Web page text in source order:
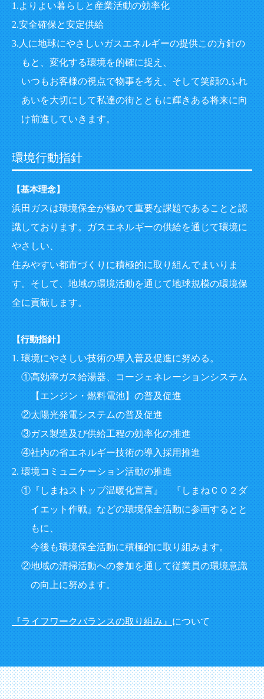
よりよい暮らしと産業活動の効率化
安全確保と安定供給
人に地球にやさしいガスエネルギーの提供この方針の
もと、変化する環境を的確に捉え、
いつもお客様の視点で物事を考え、そして笑顔のふれ
あいを大切にして私達の街とともに輝きある将来に向
け前進していきます。
環境行動指針
【基本理念】
浜田ガスは環境保全が極めて重要な課題であることと認
識しております。ガスエネルギーの供給を通じて環境に
やさしい、
住みやすい都市づくりに積極的に取り組んでまいりま
す。そして、地域の環境活動を通じて地球規模の環境保
全に貢献します。
【行動指針】
環境にやさしい技術の導入普及促進に努める。
高効率ガス給湯器、コージェネレーションシステム
【エンジン・燃料電池】の普及促進
太陽光発電システムの普及促進
ガス製造及び供給工程の効率化の推進
社内の省エネルギー技術の導入採用推進
環境コミュニケーション活動の推進
『しまねストップ温暖化宣言』 『しまねＣＯ２ダ
イエット作戦』などの環境保全活動に参画するとと
もに、
今後も環境保全活動に積極的に取り組みます。
地域の清掃活動への参加を通して従業員の環境意識
の向上に努めます。
『ライフワークバランスの取り組み』 について